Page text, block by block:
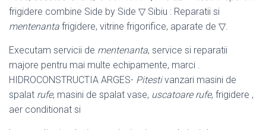
frigidere combine Side by Side ▽ Sibiu : Reparatii si
mentenanta frigidere, vitrine frigorifice, aparate de ▽.
Executam servicii de mentenanta, service si reparatii
majore pentru mai multe echipamente, marci .
HIDROCONSTRUCTIA ARGES- Pitestivanzari masini de
spalat rufe, masini de spalat vase, uscatoare rufe, frigidere ,
aer conditionat si